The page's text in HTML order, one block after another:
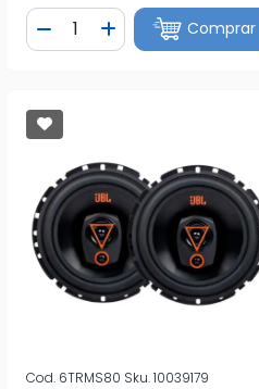
Diminuir Quantidade
Quantidade
Adicionar Comprar
Cod. 6TRMS80 Sku.10039179